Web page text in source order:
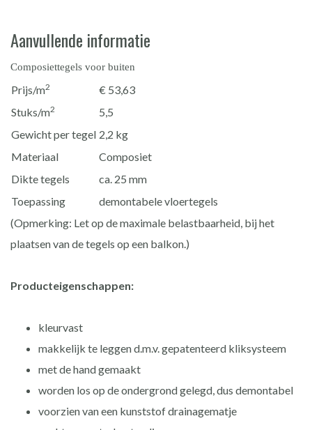
Aanvullende informatie
Composiettegels voor buiten
Prijs/m2
€ 53,63
Stuks/m2
5,5
Gewicht per tegel 2,2 kg
Materiaal
Composiet
Dikte tegels
ca. 25 mm
Toepassing
demontabele vloertegels
(Opmerking: Let op de maximale belastbaarheid, bij het
plaatsen van de tegels op een balkon.)
Producteigenschappen:
kleurvast
makkelijk te leggen d.m.v. gepatenteerd kliksysteem
met de hand gemaakt
worden los op de ondergrond gelegd, dus demontabel
voorzien van een kunststof drainagematje